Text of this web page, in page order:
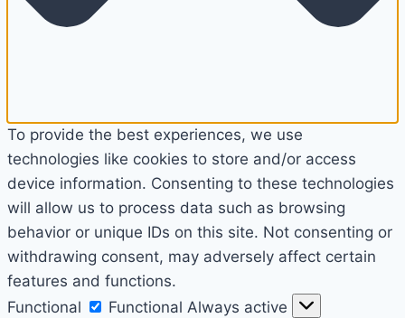
To provide the best experiences, we use
technologies like cookies to store and/or access
device information. Consenting to these technologies
will allow us to process data such as browsing
behavior or unique IDs on this site. Not consenting or
withdrawing consent, may adversely affect certain
features and functions.
Functional
Functional Always active